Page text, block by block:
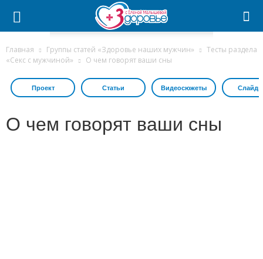
Главная Группы статей «Здоровье наших мужчин»
Тесты раздела
«Секс с мужчиной»
О чем говорят ваши сны
Проект Статьи Видеосюжеты
О чем говорят ваши сны